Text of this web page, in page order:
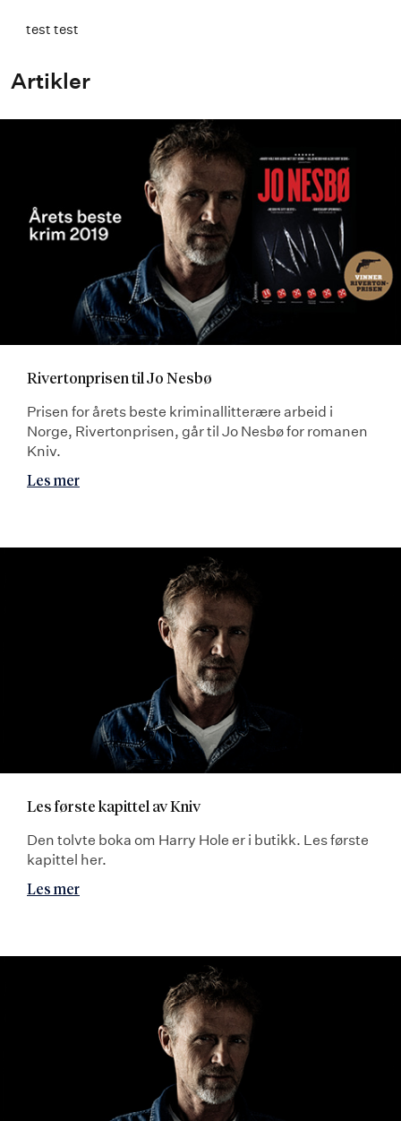
test test
Artikler
Rivertonprisen til Jo Nesbø
Prisen for årets beste kriminallitterære arbeid i
Norge, Rivertonprisen, går til Jo Nesbø for romanen
Kniv.
Les mer
Les første kapittel av Kniv
Den tolvte boka om Harry Hole er i butikk. Les første
kapittel her.
Les mer